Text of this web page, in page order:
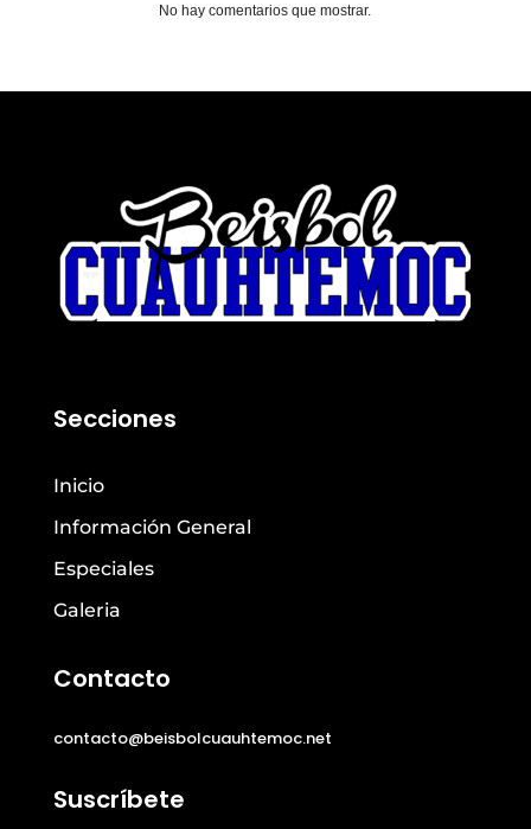
No hay comentarios que mostrar.
Secciones
Inicio
Información General
Especiales
Galeria
Contacto
contacto@beisbolcuauhtemoc.net
Suscríbete